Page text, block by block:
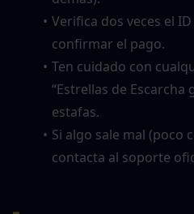
Verifica dos veces el
confirmar el pago.
Ten cuidado con
“Estrellas de Escarcha
estafas.
Si algo sale mal (poco
contacta al soporte